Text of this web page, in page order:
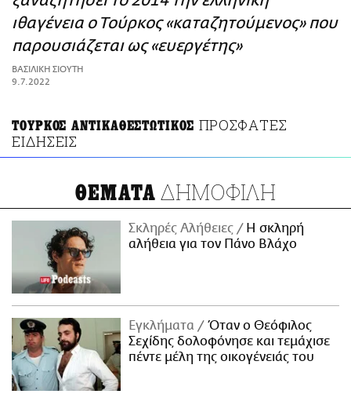
ΑΜΠΑ
PRINT
ιθαγένεια ο Τούρκος «καταζητούμενος» που
παρουσιάζεται ως «ευεργέτης»
ΒΑΣΙΛΙΚΗ ΣΙΟΥΤΗ
9.7.2022
ΤΟΥΡΚΟΣ ΑΝΤΙΚΑΘΕΣΤΩΤΙΚΟΣ ΠΡΟΣΦΑΤΕΣ
ΕΙΔΗΣΕΙΣ
ΘΕΜΑΤΑ ΔΗΜΟΦΙΛΗ
Σκληρές Αλήθειες
H σκληρή
αλήθεια για τον Πάνο Βλάχο
Εγκλήματα
Όταν ο Θεόφιλος
Σεχίδης δολοφόνησε και τεμάχισε
πέντε μέλη της οικογένειάς του